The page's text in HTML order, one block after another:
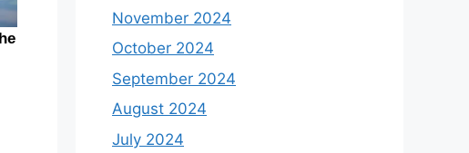
November 2024
October 2024
September 2024
August 2024
July 2024